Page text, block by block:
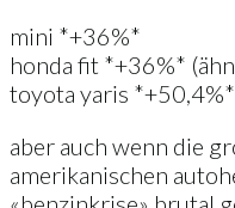
mini *+36%*
honda fit *+36%*
toyota yaris *+50,4%*
aber auch wenn die
amerikanischen